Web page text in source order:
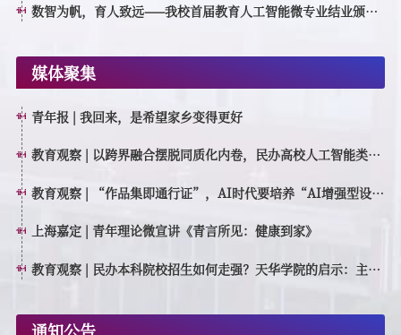
数智为帆，育人致远——我校首届教育人工智能微专业结业颁证
媒体聚集
青年报 | 我回来，是希望家乡变得更好
教育观察 | 以跨界融合摆脱同质化内卷，民办高校人工智能类专
教育观察 | “作品集即通行证”，AI时代要培养“AI增强型设计
上海嘉定 | 青年理论微宣讲《青言所见：健康到家》
教育观察 | 民办本科院校招生如何走强？天华学院的启示：主动
通知公告